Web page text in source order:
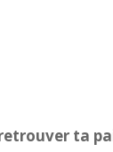
ta